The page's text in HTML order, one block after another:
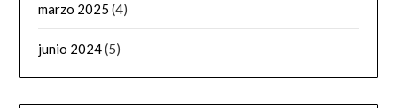
marzo 2025 (4)
junio 2024(5)